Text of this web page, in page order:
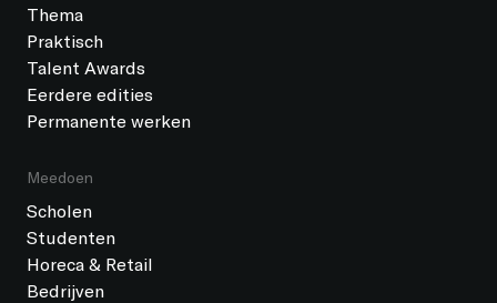
Thema
Praktisch
Talent Awards
Eerdere edities
Permanente werken
Meedoen
Scholen
Studenten
Horeca & Retail
Bedrijven